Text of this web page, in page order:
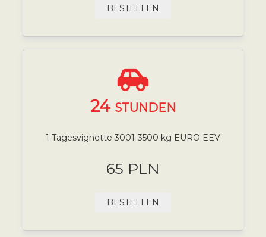
BESTELLEN
24 STUNDEN
1 Tagesvignette 3001-3500 kg EURO EEV
65 PLN
BESTELLEN